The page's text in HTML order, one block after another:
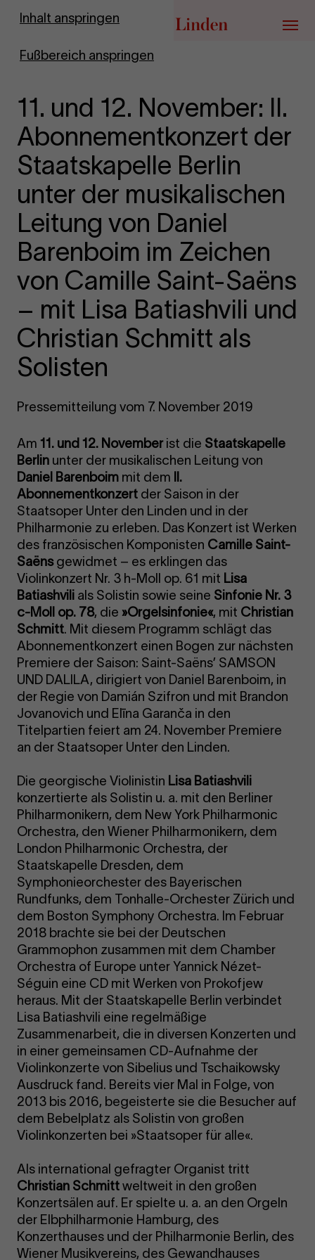
Inhalt anspringen
Fußbereich anspringen
Zur Startseite
Menü
11. und 12. November: II.
Abonnementkonzert der
Staatskapelle Berlin
unter der musikalischen
Leitung von Daniel
Barenboim im Zeichen
von Camille Saint-Saëns
– mit Lisa Batiashvili und
Christian Schmitt als
Solisten
Pressemitteilung vom 7. November 2019
Am 11. und 12. Novemberist die Staatskapelle
Berlin unter der musikalischen Leitung von
Daniel Barenboim mit dem II.
Abonnementkonzert der Saison in der
Staatsoper Unter den Linden und in der
Philharmonie zu erleben. Das Konzert ist Werken
des französischen Komponisten Camille Saint-
Saënsgewidmet – es erklingen das
Violinkonzert Nr. 3 h-Moll op. 61 mit Lisa
Batiashvili als Solistin sowie seine Sinfonie Nr. 3
c-Moll op. 78, die»Orgelsinfonie«, mit Christian
Schmitt. Mit diesem Programm schlägt das
Abonnementkonzert einen Bogen zur nächsten
Premiere der Saison: Saint-Saëns’ SAMSON
UND DALILA, dirigiert von Daniel Barenboim, in
der Regie von Damián Szifron und mit Brandon
Jovanovich und Elīna Garanča in den
Titelpartien feiert am 24. November Premiere
an der Staatsoper Unter den Linden.
Die georgische Violinistin Lisa Batiashvili
konzertierte als Solistin u. a. mit den Berliner
Philharmonikern, dem New York Philharmonic
Orchestra, den Wiener Philharmonikern, dem
London Philharmonic Orchestra, der
Staatskapelle Dresden, dem
Symphonieorchester des Bayerischen
Rundfunks, dem Tonhalle-Orchester Zürich und
dem Boston Symphony Orchestra. Im Februar
2018 brachte sie bei der Deutschen
Grammophon zusammen mit dem Chamber
Orchestra of Europe unter Yannick Nézet-
Séguin eine CD mit Werken von Prokofjew
heraus. Mit der Staatskapelle Berlin verbindet
Lisa Batiashvili eine regelmäßige
Zusammenarbeit, die in diversen Konzerten und
in einer gemeinsamen CD-Aufnahme der
Violinkonzerte von Sibelius und Tschaikowsky
Ausdruck fand. Bereits vier Mal in Folge, von
2013 bis 2016, begeisterte sie die Besucher auf
dem Bebelplatz als Solistin von großen
Violinkonzerten bei »Staatsoper für alle«.
Als international gefragter Organist tritt
Christian Schmittweltweit in den großen
Konzertsälen auf. Er spielte u. a. an den Orgeln
der Elbphilharmonie Hamburg, des
Konzerthauses und der Philharmonie Berlin, des
Wiener Musikvereins, des Gewandhauses